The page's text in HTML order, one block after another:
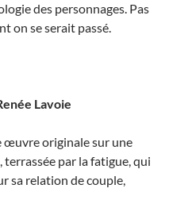
des personnages. Pas
on se serait passé.
Lavoie
œuvre originale sur une
terrassée par la fatigue, qui
sa relation de couple,